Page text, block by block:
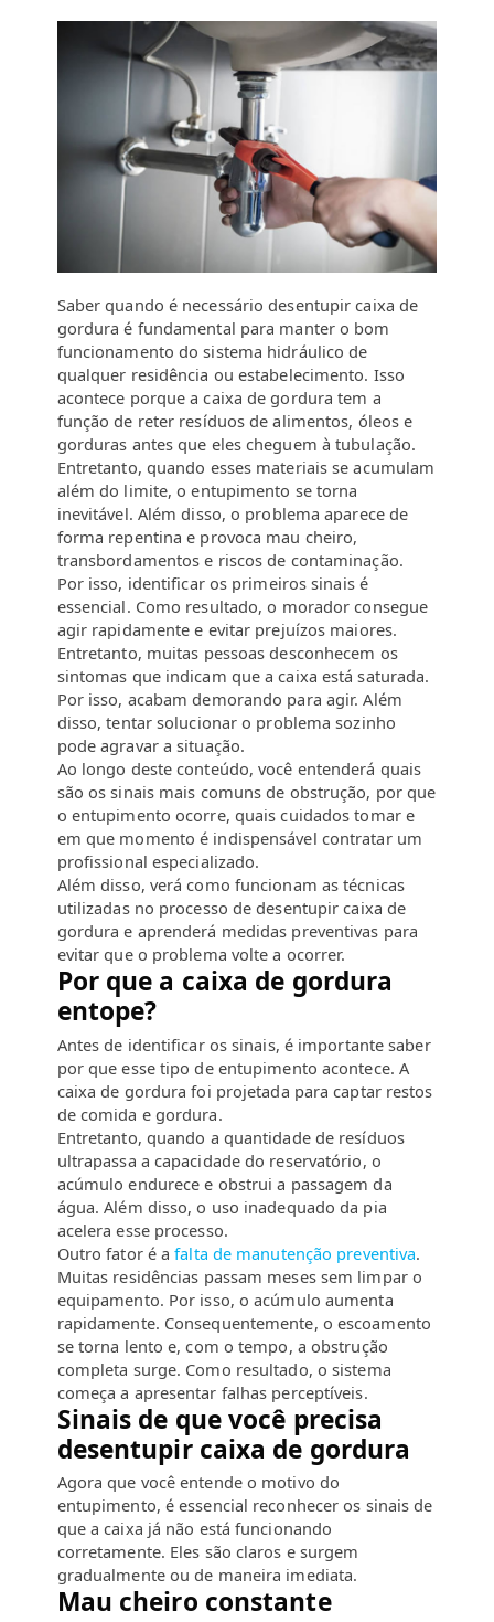
Saber quando é necessário desentupir caixa de
gordura é fundamental para manter o bom
funcionamento do sistema hidráulico de
qualquer residência ou estabelecimento. Isso
acontece porque a caixa de gordura tem a
função de reter resíduos de alimentos, óleos e
gorduras antes que eles cheguem à tubulação.
Entretanto, quando esses materiais se acumulam
além do limite, o entupimento se torna
inevitável. Além disso, o problema aparece de
forma repentina e provoca mau cheiro,
transbordamentos e riscos de contaminação.
Por isso, identificar os primeiros sinais é
essencial. Como resultado, o morador consegue
agir rapidamente e evitar prejuízos maiores.
Entretanto, muitas pessoas desconhecem os
sintomas que indicam que a caixa está saturada.
Por isso, acabam demorando para agir. Além
disso, tentar solucionar o problema sozinho
pode agravar a situação.
Ao longo deste conteúdo, você entenderá quais
são os sinais mais comuns de obstrução, por que
o entupimento ocorre, quais cuidados tomar e
em que momento é indispensável contratar um
profissional especializado.
Além disso, verá como funcionam as técnicas
utilizadas no processo de desentupir caixa de
gordura e aprenderá medidas preventivas para
evitar que o problema volte a ocorrer.
Por que a caixa de gordura
entope?
Antes de identificar os sinais, é importante saber
por que esse tipo de entupimento acontece. A
caixa de gordura foi projetada para captar restos
de comida e gordura.
Entretanto, quando a quantidade de resíduos
ultrapassa a capacidade do reservatório, o
acúmulo endurece e obstrui a passagem da
água. Além disso, o uso inadequado da pia
acelera esse processo.
Outro fator é afalta de manutenção preventiva.
Muitas residências passam meses sem limpar o
equipamento. Por isso, o acúmulo aumenta
rapidamente. Consequentemente, o escoamento
se torna lento e, com o tempo, a obstrução
completa surge. Como resultado, o sistema
começa a apresentar falhas perceptíveis.
Sinais de que você precisa
desentupir caixa de gordura
Agora que você entende o motivo do
entupimento, é essencial reconhecer os sinais de
que a caixa já não está funcionando
corretamente. Eles são claros e surgem
gradualmente ou de maneira imediata.
Mau cheiro constante